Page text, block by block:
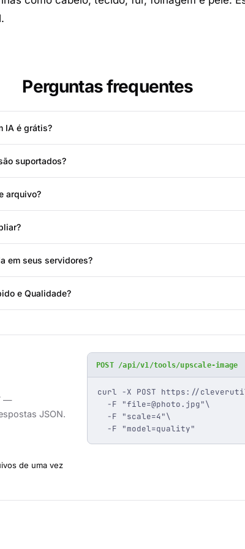
Perguntas frequentes
IA é grátis?
suportados?
arquivo?
em seus servidores?
e Qualidade?
—
JSON.
de uma vez
POST /api/v1/tools/upscale-image
curl -X POST https://
  -F "
file=@photo.jpg"\
  -F "scale=4"\
  -F "model=quality"